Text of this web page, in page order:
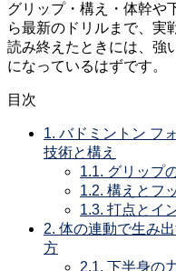
グリップ・構え・体幹や
ら最新のドリルまで、実
読み終えたときには、強
になっているはずです。
目次
1. バドミントン フ
技術と構え
1.1. グリップ
1.2. 構えとフ
1.3. 打点とイ
2. 体の連動で生み
方
2.1. 下半身の